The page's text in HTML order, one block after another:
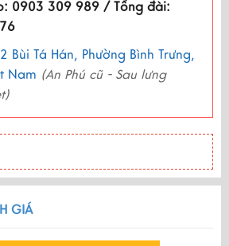
0903 309 989 / Tổng đài:
Bùi Tá Hán, Phường Bình Trưng,
Nam (An Phú cũ - Sau lưng
GIÁ